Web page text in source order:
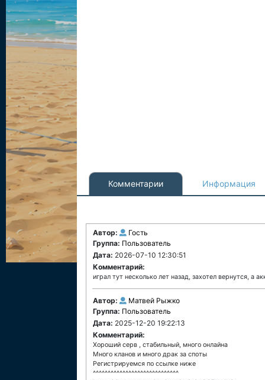
Комментарии Информация
Автор:
Гость
Группа: Пользователь
Дата: 2026-07-10 12:30:51
Комментарий:
играл тут несколько лет назад, захотел вернутся, а
Автор:
Матвей Рыжко
Группа: Пользователь
Дата: 2025-12-20 19:22:13
Комментарий:
Хороший серв , стабильный, много онлайна
Много кланов и много драк за споты
Регистрируемся по ссылке ниже
^^^^^^^^^^^^^^^^^^^^^^^^^^^^^